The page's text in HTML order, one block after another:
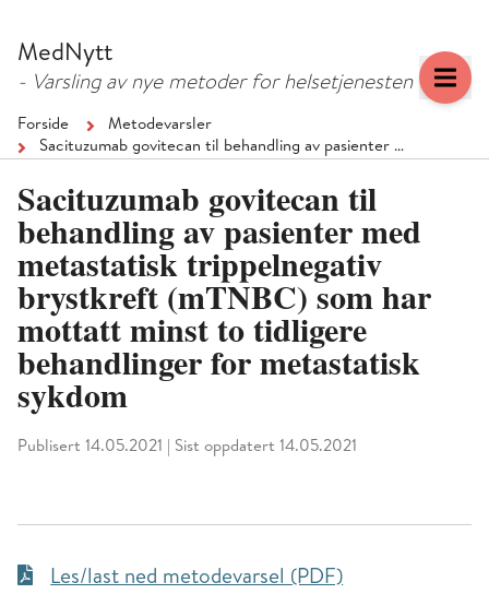
MedNytt
- Varsling av nye metoder for helsetjenesten
Forside
Metodevarsler
Sacituzumab govitecan til behandling av pasienter …
Sacituzumab govitecan til
behandling av pasienter med
metastatisk trippelnegativ
brystkreft (mTNBC) som har
mottatt minst to tidligere
behandlinger for metastatisk
sykdom
Publisert 14.05.2021 Sist oppdatert 14.05.2021
Les/last ned metodevarsel (PDF)